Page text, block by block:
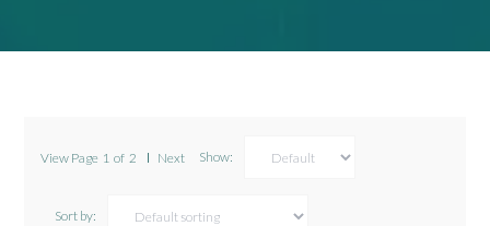
View Page 1 of 2 Next Show:
Sort by: